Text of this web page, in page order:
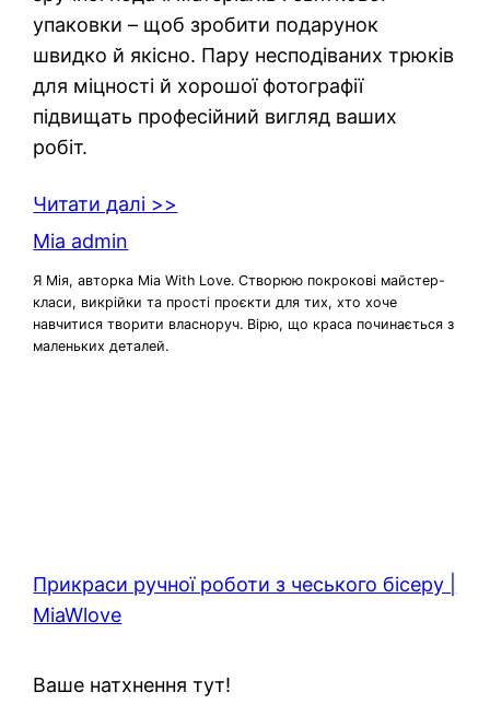
упаковки – щоб зробити подарунок
швидко й якісно. Пару несподіваних трюків
для міцності й хорошої фотографії
підвищать професійний вигляд ваших
робіт.
Читати далі >>
Mia admin
Я Мія, авторка Mia With Love. Створюю покрокові майстер-
класи, викрійки та прості проєкти для тих, хто хоче
навчитися творити власноруч. Вірю, що краса починається з
маленьких деталей.
Прикраси ручної роботи з чеського бісеру |
MiaWlove
Ваше натхнення тут!